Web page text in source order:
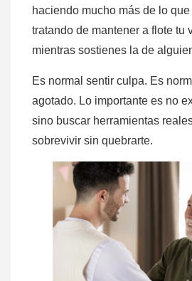
haciendo mucho más de lo
tratando de mantener a flote tu
mientras sostienes la de
Es normal sentir culpa. Es
agotado. Lo importante es no
sino buscar herramientas
sobrevivir sin quebrarte.